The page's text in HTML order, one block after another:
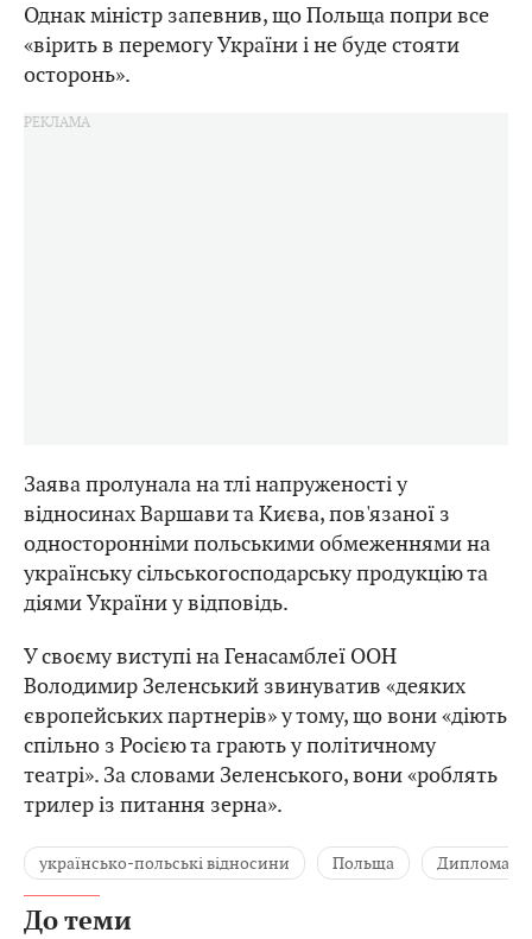
Однак міністр запевнив, що Польща попри все
«вірить в перемогу України і не буде стояти
осторонь».
Заява пролунала на тлі напруженості у
відносинах Варшави та Києва, пов'язаної з
односторонніми польськими обмеженнями на
українську сільськогосподарську продукцію та
діями України у відповідь.
У своєму виступі на Генасамблеї ООН
Володимир Зеленський звинуватив «деяких
європейських партнерів» у тому, що вони «діють
спільно з Росією та грають у політичному
театрі». За словами Зеленського, вони «роблять
трилер із питання зерна».
українсько-польські відносини Польща Дипломатія
До теми